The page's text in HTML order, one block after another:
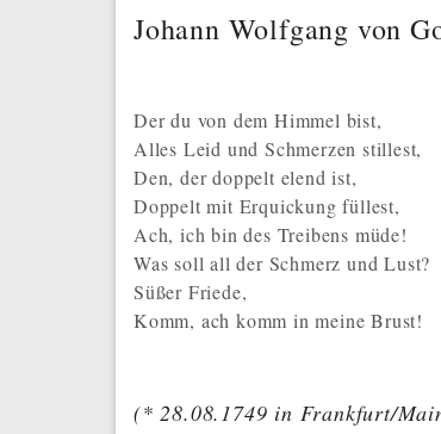
Johann Wolfgang von
Der du von dem Himmel bist,
Alles Leid und Schmerzen stillest,
Den, der doppelt elend ist,
Doppelt mit Erquickung füllest,
Ach, ich bin des Treibens müde!
Was soll all der Schmerz und Lust?
Süßer Friede,
Komm, ach komm in meine Brust!
(* 28.08.1749 in Frankfurt/